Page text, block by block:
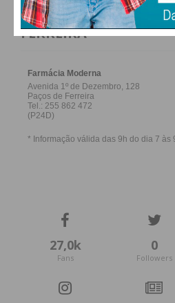
FARMACIAS DE
FERREIRA
27,0k
Fans
0
Followers